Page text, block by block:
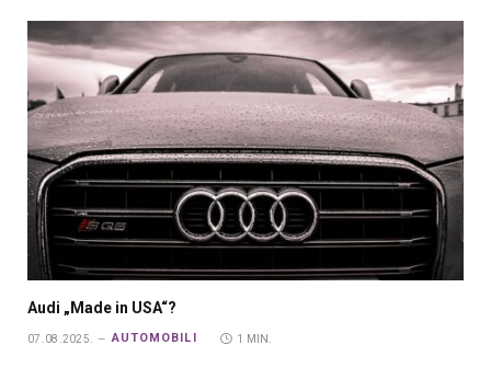
Audi „Made in USA“?
07.08.2025. AUTOMOBILI 1 MIN.